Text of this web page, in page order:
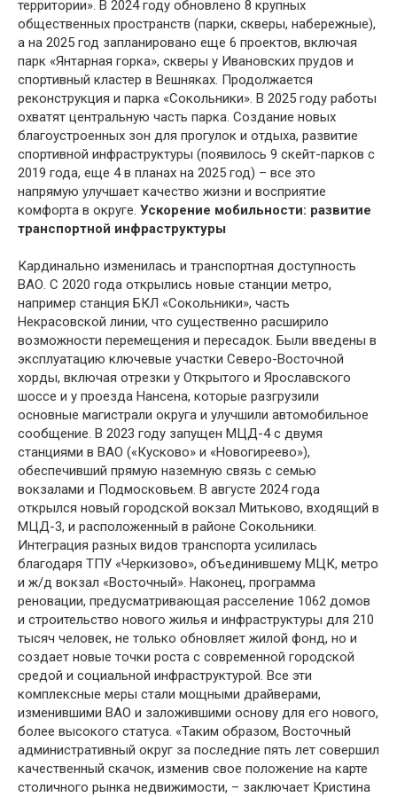
территории». В 2024 году обновлено 8 крупных
общественных пространств (парки, скверы, набережные),
а на 2025 год запланировано еще 6 проектов, включая
парк «Янтарная горка», скверы у Ивановских прудов и
спортивный кластер в Вешняках. Продолжается
реконструкция и парка «Сокольники». В 2025 году работы
охватят центральную часть парка. Создание новых
благоустроенных зон для прогулок и отдыха, развитие
спортивной инфраструктуры (появилось 9 скейт-парков с
2019 года, еще 4 в планах на 2025 год) – все это
напрямую улучшает качество жизни и восприятие
комфорта в округе. Ускорение мобильности: развитие
транспортной инфраструктуры
Кардинально изменилась и транспортная доступность
ВАО. С 2020 года открылись новые станции метро,
например станция БКЛ «Сокольники», часть
Некрасовской линии, что существенно расширило
возможности перемещения и пересадок. Были введены в
эксплуатацию ключевые участки Северо-Восточной
хорды, включая отрезки у Открытого и Ярославского
шоссе и у проезда Нансена, которые разгрузили
основные магистрали округа и улучшили автомобильное
сообщение. В 2023 году запущен МЦД-4 с двумя
станциями в ВАО («Кусково» и «Новогиреево»),
обеспечивший прямую наземную связь с семью
вокзалами и Подмосковьем. В августе 2024 года
открылся новый городской вокзал Митьково, входящий в
МЦД-3, и расположенный в районе Сокольники.
Интеграция разных видов транспорта усилилась
благодаря ТПУ «Черкизово», объединившему МЦК, метро
и ж/д вокзал «Восточный». Наконец, программа
реновации, предусматривающая расселение 1062 домов
и строительство нового жилья и инфраструктуры для 210
тысяч человек, не только обновляет жилой фонд, но и
создает новые точки роста с современной городской
средой и социальной инфраструктурой. Все эти
комплексные меры стали мощными драйверами,
изменившими ВАО и заложившими основу для его нового,
более высокого статуса. «Таким образом, Восточный
административный округ за последние пять лет совершил
качественный скачок, изменив свое положение на карте
столичного рынка недвижимости, – заключает Кристина